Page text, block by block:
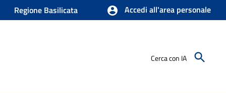
Regione Basilicata Accedi all'area personale
Cerca con IA